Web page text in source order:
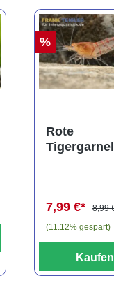
%
Rote
7,99 €*
8,99
(11.12% gespart)
Kaufen